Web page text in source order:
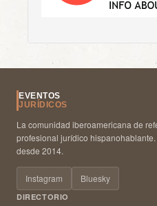
EVENTOS
JURÍDICOS
La comunidad iberoamericana de
profesional jurídico
desde 2014.
Instagram Bluesky
DIRECTORIO